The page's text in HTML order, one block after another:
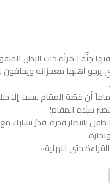
جثّة المرأة ذات البطن
يرجو أهلها معجزاته
أن قصّة المقام ليست إلّا
سيّدة المقام!
بانتظار قدره. قدرٌ تشابك
حتى النهاية»